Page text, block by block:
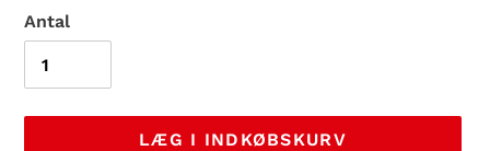
Antal
LÆG I INDKØBSKURV